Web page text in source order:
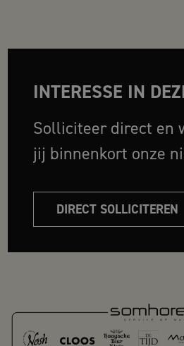
INTERESSE IN
Solliciteer direct en
jij binnenkort onze
DIRECT SOLLICITEREN